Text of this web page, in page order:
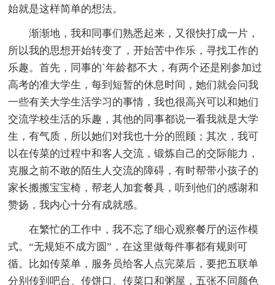
始就是这样简单的想法。
渐渐地，我和同事们熟悉起来，又很快打成一片，
所以我的思想开始转变了，开始苦中作乐，寻找工作的
乐趣。首先，同事的`年龄都不大，有两个还是刚参加过
高考的准大学生，每到短暂的休息时间，她们就会问我
一些有关大学生活学习的事情，我也很高兴可以和她们
交流学校生活的乐趣，其他的同事都说一看我就是大学
生，有气质，所以她们对我也十分的照顾；其次，我可
以在传菜的过程中和客人交流，锻炼自己的交际能力，
克服之前不敢的陌生人交流的障碍，有时帮带小孩子的
家长搬搬宝宝椅，帮老人加套餐具，听到他们的感谢和
赞扬，我内心十分有成就感。
在繁忙的工作中，我不忘了细心观察餐厅的运作模
式。“无规矩不成方圆”，在这里做每件事都有规则可
循。比如传菜单，服务员给客人点完菜后，要把五联单
分别传到吧台、传饼口、传菜口和粥屋，五张不同颜色